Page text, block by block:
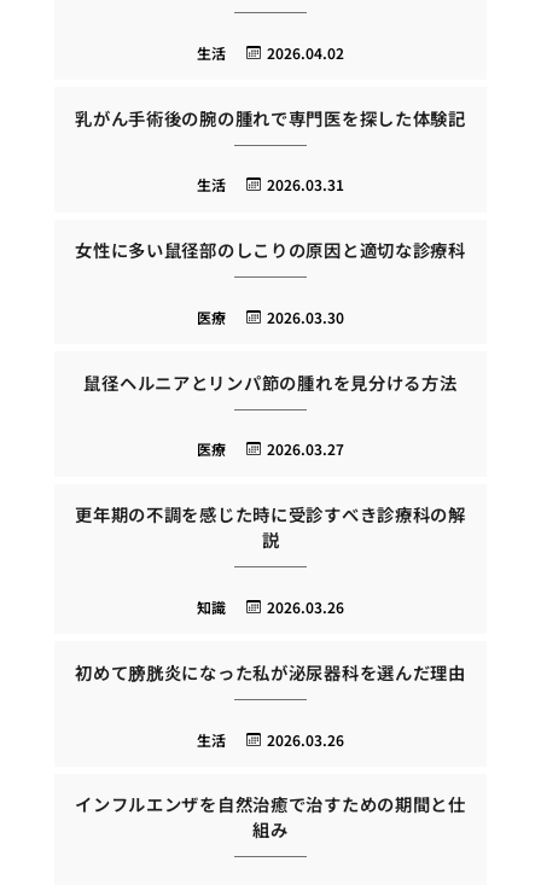
2026.04.02
生活
乳がん手術後の腕の腫れで専門医を探した体験記
2026.03.31
生活
女性に多い鼠径部のしこりの原因と適切な診療科
2026.03.30
医療
鼠径ヘルニアとリンパ節の腫れを見分ける方法
2026.03.27
医療
更年期の不調を感じた時に受診すべき診療科の解
説
2026.03.26
知識
初めて膀胱炎になった私が泌尿器科を選んだ理由
2026.03.26
生活
インフルエンザを自然治癒で治すための期間と仕
組み